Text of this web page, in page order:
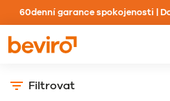
60denní garance spokojenosti |
Filtrovat